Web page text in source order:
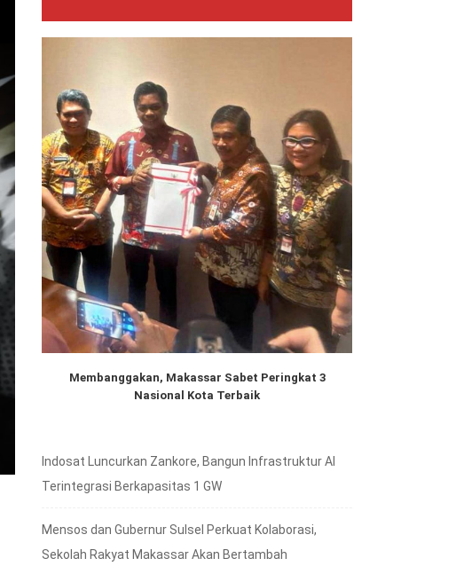
Membanggakan, Makassar Sabet Peringkat 3
Nasional Kota Terbaik
Indosat Luncurkan Zankore, Bangun Infrastruktur AI
Terintegrasi Berkapasitas 1 GW
Mensos dan Gubernur Sulsel Perkuat Kolaborasi,
Sekolah Rakyat Makassar Akan Bertambah